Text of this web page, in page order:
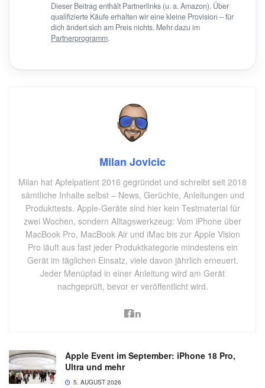
Dieser Beitrag enthält Partnerlinks (u. a. Amazon). Über
qualifizierte Käufe erhalten wir eine kleine Provision – für
dich ändert sich am Preis nichts. Mehr dazu im
Partnerprogramm.
Milan Jovicic
Milan hat Apfelpatient 2016 gegründet und schreibt seit 2018
sämtliche Inhalte selbst – News, Gerüchte, Anleitungen und
Produkttests. Apple-Geräte sind hier kein Testmaterial für
zwei Wochen, sondern Alltagswerkzeug: Vom iPhone über
MacBook Pro, MacBook Air und iMac bis zur Apple Vision
Pro läuft aus fast jeder Produktkategorie mindestens ein
Gerät im täglichen Einsatz, viele davon jährlich erneuert.
Jeder Menüpfad in einer Anleitung wird am Gerät
nachgeprüft, bevor er veröffentlicht wird.
Apple Event im September: iPhone 18 Pro,
Ultra und mehr
5. AUGUST 2026